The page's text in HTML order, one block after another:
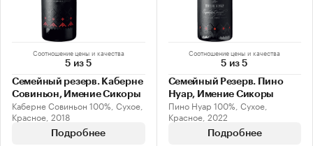
Соотношение цены и качества
5 из 5
Семейный резерв. Каберне
Совиньон, Имение Сикоры
Каберне Совиньон 100%, Сухое,
Красное, 2018
Подробнее
Соотношение цены и качества
5 из 5
Семейный Резерв. Пино
Нуар, Имение Сикоры
Пино Нуар 100%, Сухое,
Красное, 2022
Подробнее